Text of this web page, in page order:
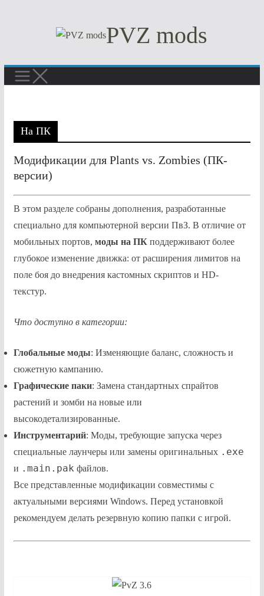
PVZ mods
На ПК
Модификации для Plants vs. Zombies (ПК-
версии)
В этом разделе собраны дополнения, разработанные
специально для компьютерной версии ПвЗ. В отличие от
мобильных портов, моды на ПКподдерживают более
глубокое изменение движка: от расширения лимитов на
поле боя до внедрения кастомных скриптов и HD-
текстур.
Что доступно в категории:
Глобальные моды: Изменяющие баланс, сложность и
сюжетную кампанию.
Графические паки: Замена стандартных спрайтов
растений и зомби на новые или
высокодетализированные.
Инструментарий: Моды, требующие запуска через
специальные лаунчеры или замены оригинальных .exe
и .main.pak файлов.
Все представленные модификации совместимы с
актуальными версиями Windows. Перед установкой
рекомендуем делать резервную копию папки с игрой.